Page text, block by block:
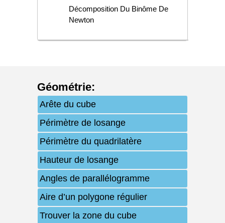
Décomposition Du Binôme De
Newton
Géométrie:
Arête du cube
Périmètre de losange
Périmètre du quadrilatère
Hauteur de losange
Angles de parallélogramme
Aire d’un polygone régulier
Trouver la zone du cube